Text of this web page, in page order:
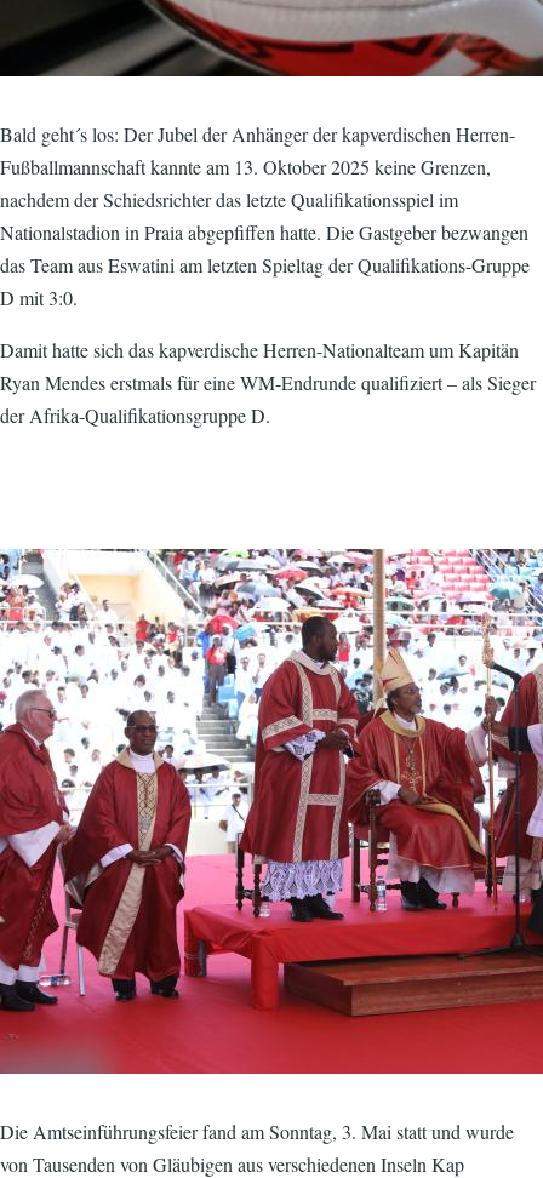
Bald geht´s los: Der Jubel der Anhänger der kapverdischen Herren-
Fußballmannschaft kannte am 13. Oktober 2025 keine Grenzen,
nachdem der Schiedsrichter das letzte Qualifikationsspiel im
Nationalstadion in Praia abgepfiffen hatte. Die Gastgeber bezwangen
das Team aus Eswatini am letzten Spieltag der Qualifikations-Gruppe
D mit 3:0.
Damit hatte sich das kapverdische Herren-Nationalteam um Kapitän
Ryan Mendes erstmals für eine WM-Endrunde qualifiziert – als Sieger
der Afrika-Qualifikationsgruppe D.
Die Amtseinführungsfeier fand am Sonntag, 3. Mai statt und wurde
von Tausenden von Gläubigen aus verschiedenen Inseln Kap